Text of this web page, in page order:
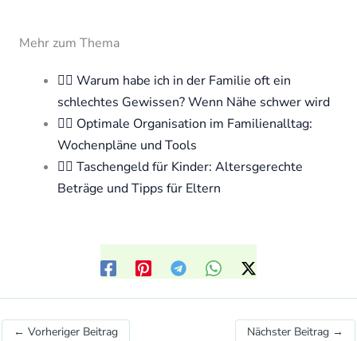
Mehr zum Thema
🧘‍♀️ Warum habe ich in der Familie oft ein
schlechtes Gewissen? Wenn Nähe schwer wird
🧘‍♀️ Optimale Organisation im Familienalltag:
Wochenpläne und Tools
🧘‍♀️ Taschengeld für Kinder: Altersgerechte
Beträge und Tipps für Eltern
← Vorheriger Beitrag Nächster Beitrag →